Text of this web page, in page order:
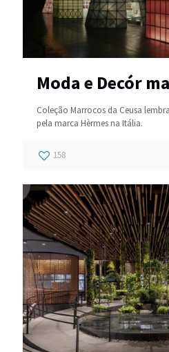
Moda e Decór
Coleção Marrocos da Ceusa
pela marca Hèrmes na Itália.
158